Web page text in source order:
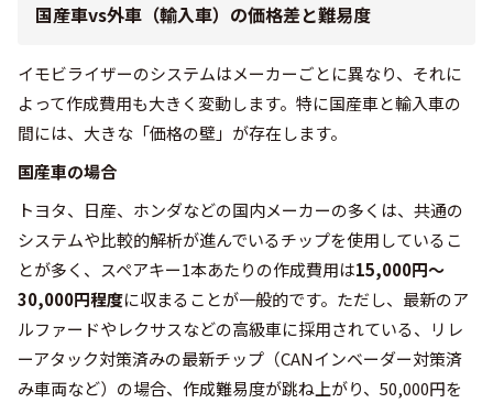
国産車vs外車（輸入車）の価格差と難易度
イモビライザーのシステムはメーカーごとに異なり、それに
よって作成費用も大きく変動します。特に国産車と輸入車の
間には、大きな「価格の壁」が存在します。
国産車の場合
トヨタ、日産、ホンダなどの国内メーカーの多くは、共通の
システムや比較的解析が進んでいるチップを使用しているこ
とが多く、スペアキー1本あたりの作成費用は15,000円〜
30,000円程度に収まることが一般的です。ただし、最新のア
ルファードやレクサスなどの高級車に採用されている、リレ
ーアタック対策済みの最新チップ（CANインベーダー対策済
み車両など）の場合、作成難易度が跳ね上がり、50,000円を